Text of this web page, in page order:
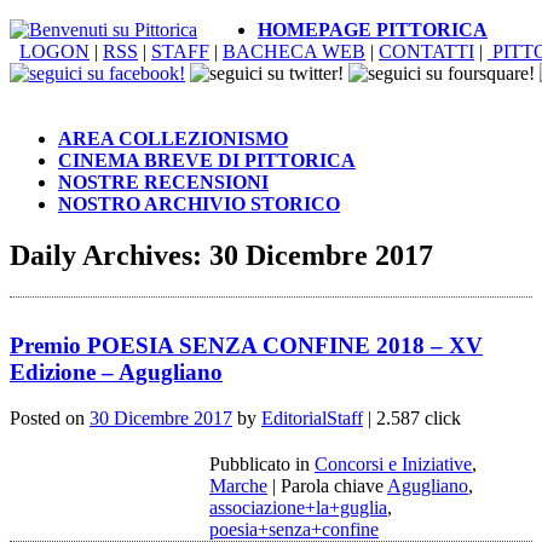
LOGON | RSS | STAFF | BACHECA WEB | CONTATTI |
HOMEPAGE PITTORICA
AREA COLLEZIONISMO
CINEMA BREVE DI PITTORICA
NOSTRE RECENSIONI
NOSTRO ARCHIVIO STORICO
Daily Archives: 30 Dicembre 2017
Premio POESIA SENZA CONFINE 2018 – XV
Edizione – Agugliano
Posted on 30 Dicembre 2017 by EditorialStaff| 2.587 click
Pubblicato in Concorsi e Iniziative,
Marche | Parola chiave Agugliano,
associazione+la+guglia,
poesia+senza+confine